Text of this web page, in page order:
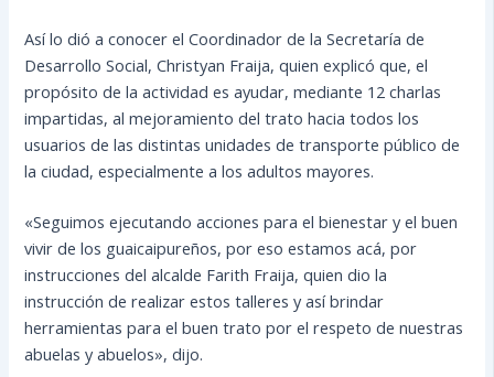
Así lo dió a conocer el Coordinador de la Secretaría de
Desarrollo Social, Christyan Fraija, quien explicó que, el
propósito de la actividad es ayudar, mediante 12 charlas
impartidas, al mejoramiento del trato hacia todos los
usuarios de las distintas unidades de transporte público de
la ciudad, especialmente a los adultos mayores.
«Seguimos ejecutando acciones para el bienestar y el buen
vivir de los guaicaipureños, por eso estamos acá, por
instrucciones del alcalde Farith Fraija, quien dio la
instrucción de realizar estos talleres y así brindar
herramientas para el buen trato por el respeto de nuestras
abuelas y abuelos», dijo.